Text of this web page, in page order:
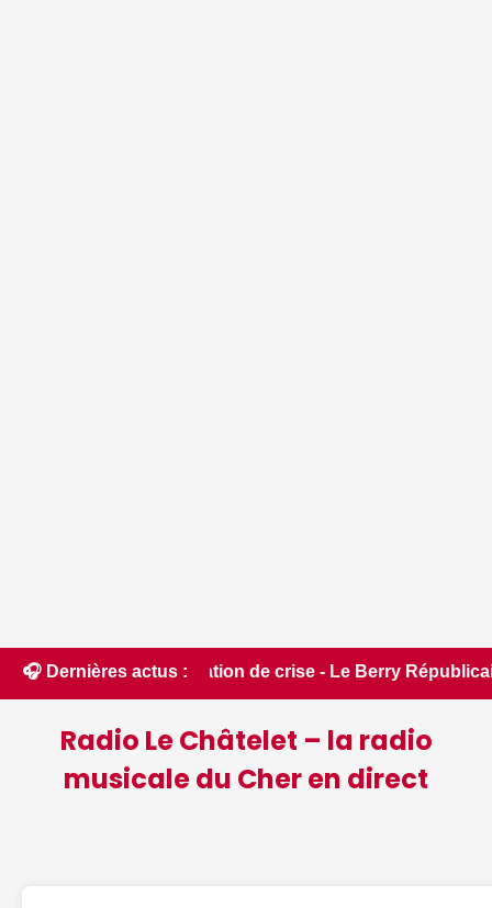
🎧 Dernières actus :
de crise - Le Berry Républicain • 📰
Radio Le Châtelet – la radio
musicale du Cher en direct